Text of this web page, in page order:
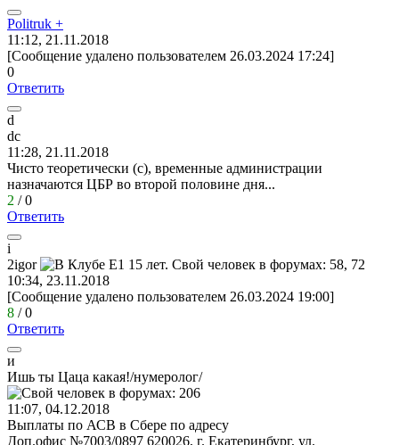
Politruk +
11:12, 21.11.2018
[Сообщение удалено пользователем 26.03.2024 17:24]
0
Ответить
d
dc
11:28, 21.11.2018
Чисто теоретически (с), временные администрации
назначаются ЦБР во второй половине дня...
2 /0
Ответить
i
2igor
10:34, 23.11.2018
[Сообщение удалено пользователем 26.03.2024 19:00]
8 /0
Ответить
и
Ишь ты Цаца какая!/нумеролог/
11:07, 04.12.2018
Выплаты по АСВ в Сбере по адресу
Доп.офис №7003/0897 620026, г. Екатеринбург, ул.